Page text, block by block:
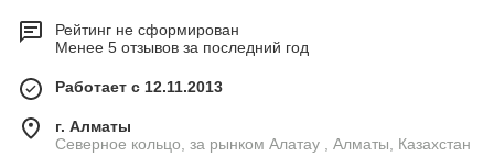
Рейтинг не сформирован
Менее 5 отзывов за последний год
Работает с 12.11.2013
г. Алматы
Северное кольцо, за рынком Алатау , Алматы, Казахстан